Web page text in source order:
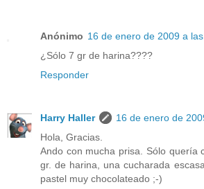
Anónimo 16 de enero de 2009 a
¿Sólo 7 gr de harina????
Responder
Harry Haller
16 de enero de
Hola, Gracias.
Ando con mucha prisa. Sólo quería
gr. de harina, una cucharada
pastel muy chocolateado ;-)